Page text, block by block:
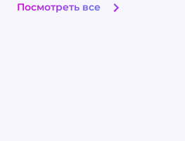
арбитражем трафика или ведет свой
Посмотреть все